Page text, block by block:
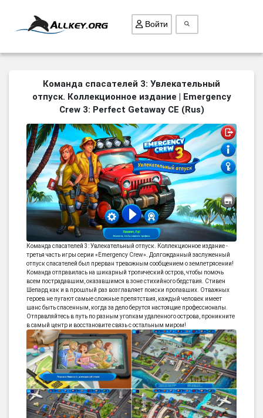
ВСЕ ИГРЫ
ПОИСК ПРЕДМЕТОВ
БИЗНЕС
ТРИ-В-РЯД
СТРАТЕГИИ
СТРЕЛЯЛКИ
КВЕСТ
КАК СКАЧАТЬ
НОВОСТИ
Войти
Команда спасателей 3: Увлекательный
отпуск. Коллекционное издание | Emergency
Crew 3: Perfect Getaway CE (Rus)
Команда спасателей 3: Увлекательный отпуск. Коллекционное издание -
третья часть игры серии «Emergency Crew». Долгожданный заслуженный
отпуск спасателей был прерван тревожным сообщением о землетрясении!
Команда отправилась на шикарный тропический остров, чтобы помочь
всем пострадавшим, оказавшимся в зоне стихийного бедствия. Стивен
Шепард как и в прошлый раз возглавляет поиски пропавших. Отважных
героев не пугают самые сложные препятствия, каждый человек имеет
шанс быть спасенным, когда за дело берутся настоящие профессионалы.
Отправляйтесь в путь по разным уголкам удаленного острова, проникните
в самый центр и восстановите связь с остальным миром!